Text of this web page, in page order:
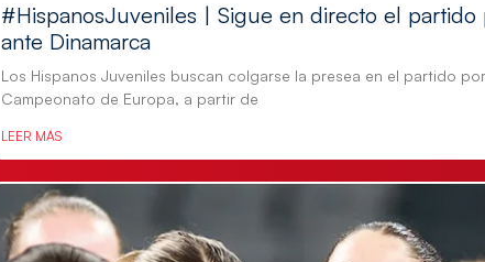
#HispanosJuveniles | Sigue en directo el
ante Dinamarca
Los Hispanos Juveniles buscan colgarse la presea en el partido
Campeonato de Europa, a partir de
LEER MÁS